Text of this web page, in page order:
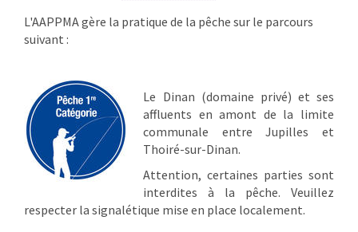
L'AAPPMA gère la pratique de la pêche sur le parcours
suivant :
Le Dinan (domaine privé) et ses
affluents en amont de la limite
communale entre Jupilles et
Thoiré-sur-Dinan.
Attention, certaines parties sont
interdites à la pêche. Veuillez
respecter la signalétique mise en place localement.